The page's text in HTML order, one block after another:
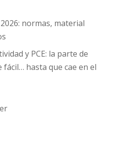
normas, material
y PCE: la parte de
fácil… hasta que cae en el